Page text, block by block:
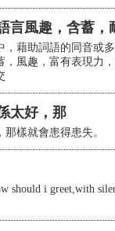
言風趣，含蓄，
，藉助詞語的同音或
，風趣，富有表現力
太好，那
樣就會患得患失。
should i greet,with